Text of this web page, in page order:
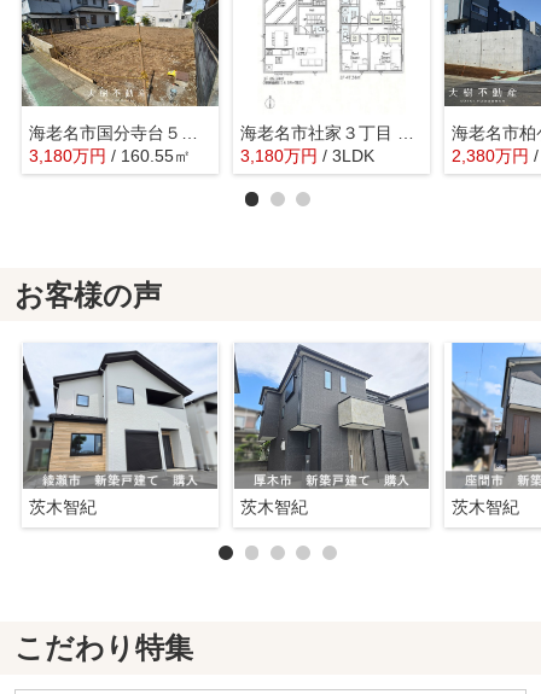
3,180万円 / 160.55㎡
3,180万円 / 3LDK 2,380万円
お客様の声
茨木智紀 茨木智紀 茨木智紀
こだわり特集